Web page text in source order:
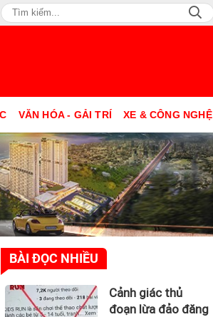
VĂN HÓA - GẢI TRÍ XE & CÔNG NGHỆ
BÀI ĐỌC NHIỀU
Cảnh giác thủ
đoạn lừa đảo đăng